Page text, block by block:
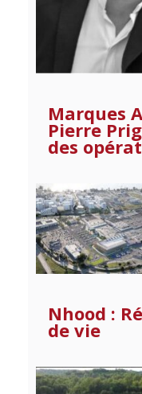
Marques
Pierre
des
Nhood :
de vie